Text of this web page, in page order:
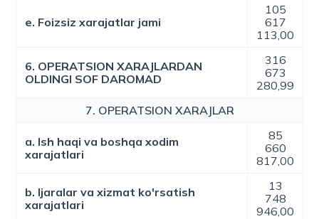
e. Foizsiz xarajatlar jami
105
617
113,00
6. OPERATSION XARAJLARDAN
OLDINGI SOF DAROMAD
316
673
280,99
7. OPERATSION XARAJLAR
a. Ish haqi va boshqa xodim
xarajatlari
85
660
817,00
b. Ijaralar va xizmat ko'rsatish
xarajatlari
13
748
946,00